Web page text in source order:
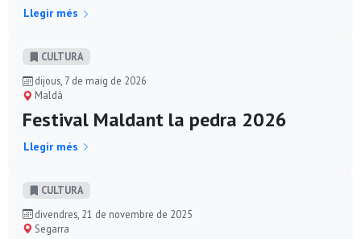
Llegir més
CULTURA
dijous, 7 de maig de 2026
Maldà
Festival Maldant la pedra 2026
Llegir més
CULTURA
divendres, 21 de novembre de 2025
Segarra